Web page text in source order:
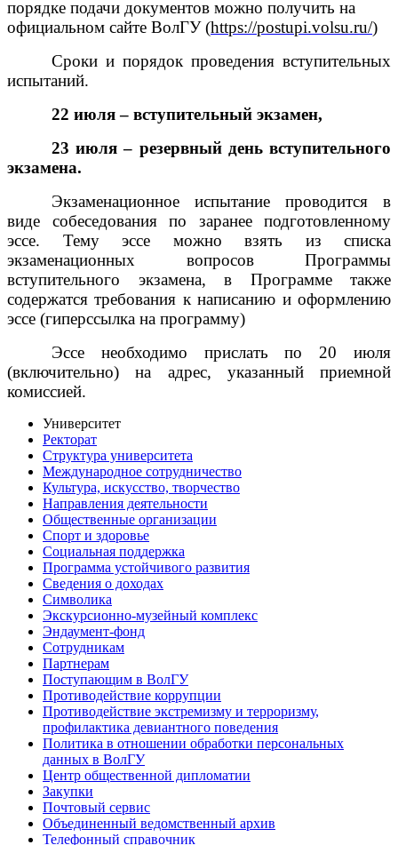
порядке подачи документов можно получить на
официальном сайте ВолГУ (https://postupi.volsu.ru/)
Сроки и порядок проведения вступительных
испытаний.
22 июля – вступительный экзамен,
23 июля – резервный день вступительного
экзамена.
Экзаменационное испытание проводится в
виде собеседования по заранее подготовленному
эссе. Тему эссе можно взять из списка
экзаменационных вопросов Программы
вступительного экзамена, в Программе также
содержатся требования к написанию и оформлению
эссе (гиперссылка на программу)
Эссе необходимо прислать по 20 июля
(включительно) на адрес, указанный приемной
комиссией.
Университет
Ректорат
Структура университета
Международное сотрудничество
Культура, искусство, творчество
Направления деятельности
Общественные организации
Спорт и здоровье
Социальная поддержка
Программа устойчивого развития
Сведения о доходах
Символика
Экскурсионно-музейный комплекс
Эндаумент-фонд
Сотрудникам
Партнерам
Поступающим в ВолГУ
Противодействие коррупции
Противодействие экстремизму и терроризму,
профилактика девиантного поведения
Политика в отношении обработки персональных
данных в ВолГУ
Центр общественной дипломатии
Закупки
Почтовый сервис
Объединенный ведомственный архив
Телефонный справочник